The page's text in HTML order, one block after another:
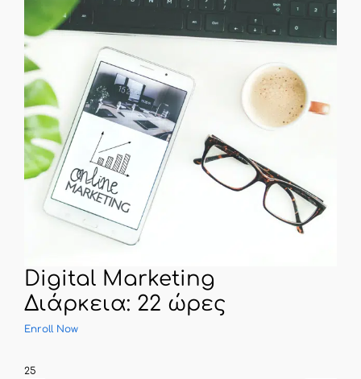
Digital Marketing
Διάρκεια: 22 ώρες
Enroll Now
25